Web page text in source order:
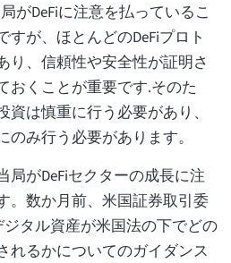
がDeFiに注意を払っているこ
すが、ほとんどのDeFiプロト
り、信頼性や安全性が証明さ
おくことが重要です.そのた
は慎重に行う必要があり、
み行う必要があります。
局がDeFiセクターの成長に注
。数か月前、米国証券取引委
ジタル資産が米国法の下でどの
れるかについてのガイダンス